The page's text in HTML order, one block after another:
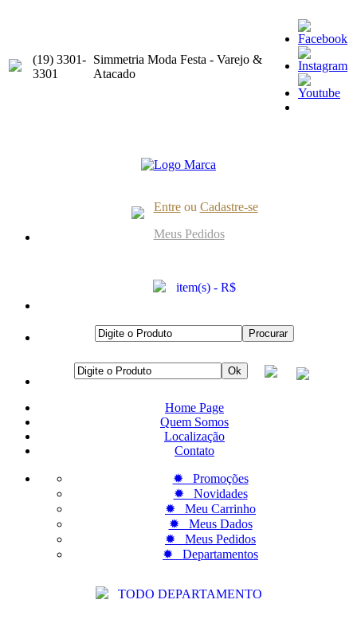
(19) 3301-
3301
Simmetria Moda Festa - Varejo &
Atacado
Entre ou Cadastre-se
Meus Pedidos
item(s) - R$
Home Page
Quem Somos
Localização
Contato
✹ Promoções
✹ Novidades
✹ Meu Carrinho
✹ Meus Dados
✹ Meus Pedidos
✹ Departamentos
TODO DEPARTAMENTO